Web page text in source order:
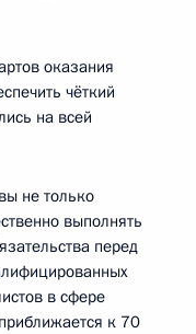
оказания
чёткий
на всей
не только
выполнять
перед
в сфере
к 70